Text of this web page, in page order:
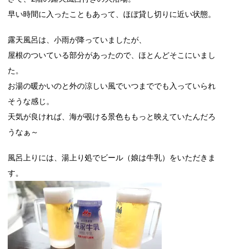
早い時間に入ったこともあって、ほぼ貸し切りに近い状態。
露天風呂は、小雨が降っていましたが、
屋根のついている部分があったので、ほとんどそこにいまし
た。
お湯の暖かいのと外の涼しい風でいつまででも入っていられ
そうな感じ。
天気が良ければ、海が覗ける景色ももっと映えていたんだろ
うなぁ～
風呂上りには、湯上り処でビール（娘は牛乳）をいただきま
す。